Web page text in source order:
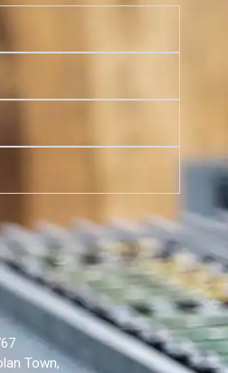
Town,